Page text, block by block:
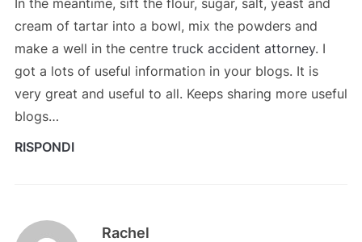
cream of tartar into a bowl, mix the powders and
make a well in the centre truck accident attorney. I
got a lots of useful information in your blogs. It is
very great and useful to all. Keeps sharing more useful
blogs…
RISPONDI
Rachel